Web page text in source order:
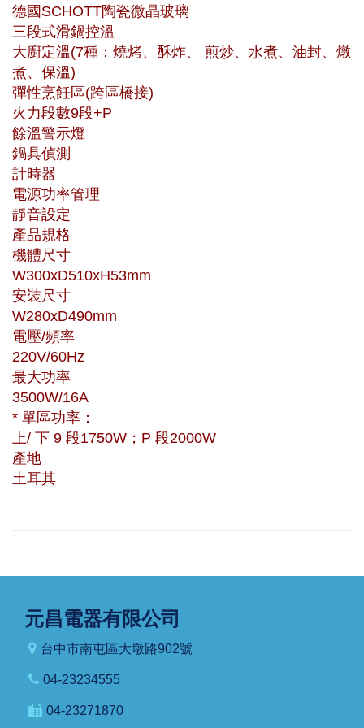
德國SCHOTT陶瓷微晶玻璃
三段式滑鍋控溫
大廚定溫(7種：燒烤、酥炸、 煎炒、水煮、油封、燉
煮、保溫)
彈性烹飪區(跨區橋接)
火力段數9段+P
餘溫警示燈
鍋具偵測
計時器
電源功率管理
靜音設定
產品規格
機體尺寸
W300xD510xH53mm
安裝尺寸
W280xD490mm
電壓/頻率
220V/60Hz
最大功率
3500W/16A
* 單區功率：
上/ 下 9 段1750W；P 段2000W
產地
土耳其
元昌電器有限公司
台中市南屯區大墩路902號
04-23234555
04-23271870